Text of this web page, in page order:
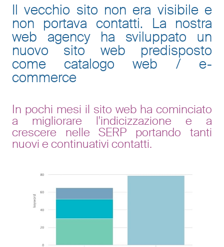
Il vecchio sito non era visibile e
non portava contatti. La nostra
web agency ha sviluppato un
nuovo sito web predisposto
come catalogo web / e-
commerce
In pochi mesi il sito web ha cominciato
a migliorare l'indicizzazione e a
crescere nelle SERP portando tanti
nuovi e continuativi contatti.